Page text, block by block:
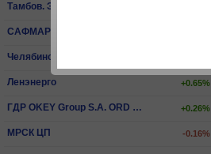
Тамбов. ЭнСбыт
Челябинский МК
Ленэнерго +0.65%
ГДР OKEY Group S.A. ORD SHS +0.26%
МРСК ЦП -0.16%